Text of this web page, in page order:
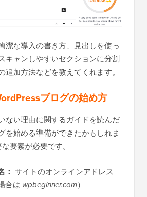
潔な導入の書き方、見出しを使っ
キャンしやすいセクションに分割
追加方法などを教えてくれます。
ブログの始め方
ない理由に関するガイドを読んだ
を始める準備ができたかもしれま
要素が必要です。
： サイトのオンラインアドレス
合は wpbeginner.com）